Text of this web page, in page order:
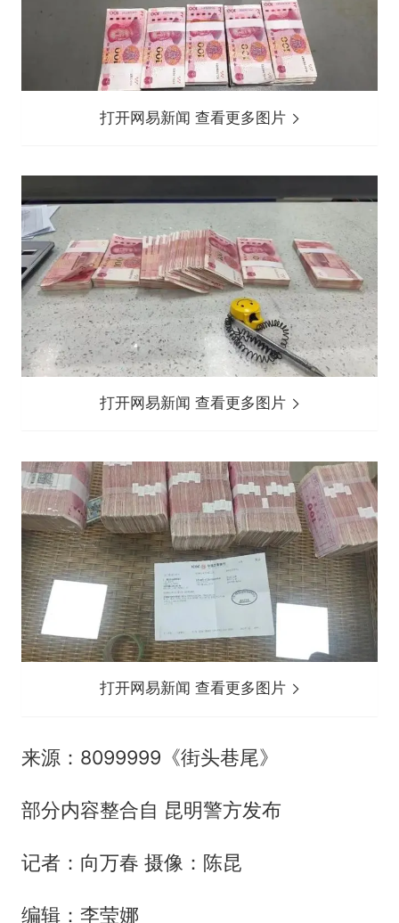
打开网易新闻 查看更多图片
打开网易新闻 查看更多图片
打开网易新闻 查看更多图片
来源：8099999《街头巷尾》
部分内容整合自 昆明警方发布
记者：向万春 摄像：陈昆
编辑：李莹娜